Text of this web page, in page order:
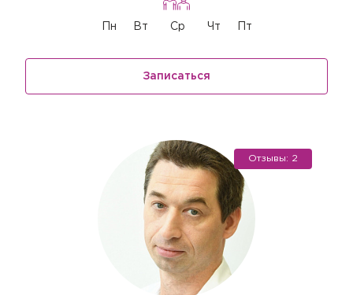
Пн Вт Ср Чт Пт
Записаться
Отзывы: 2